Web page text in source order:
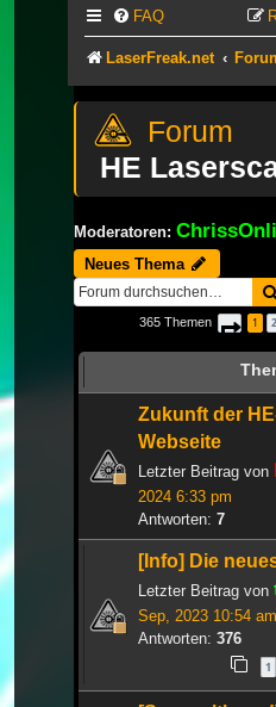
FAQ
LaserFreak.net
HE
Moderatoren:
Neues Thema
365 Themen Seite 1
1 2
Zukunft der
Webseite
Letzter Beitrag von
2024 6:33 pm
Antworten: 7
[Info] Die
Letzter Beitrag von
Sep, 2023 10:54 am
Antworten: 376
1